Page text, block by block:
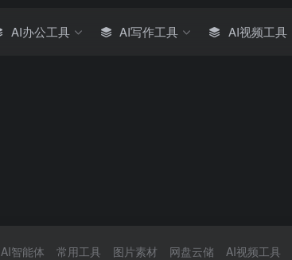
AI办公工具 AI写作工具 AI视频工具
AI智能体 常用工具 图片素材 网盘云储 AI视频工具